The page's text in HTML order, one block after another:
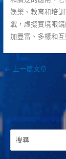
娛樂、教育和培
戰，虛擬實境眼
加豐富、多樣和
← 上一篇文章
搜
尋